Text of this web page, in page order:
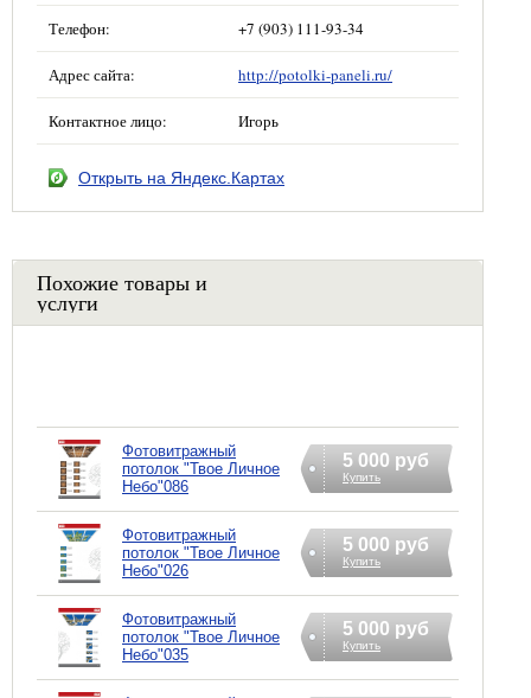
Телефон: +7 (903) 111-93-34
Адрес сайта: http://potolki-paneli.ru/
Контактное лицо: Игорь
Открыть на Яндекс.Картах
Похожие товары и
услуги
Фотовитражный
потолок "Твое Личное
Небо"086
5 000 руб
Купить
Фотовитражный
потолок "Твое Личное
Небо"026
5 000 руб
Купить
Фотовитражный
потолок "Твое Личное
Небо"035
5 000 руб
Купить